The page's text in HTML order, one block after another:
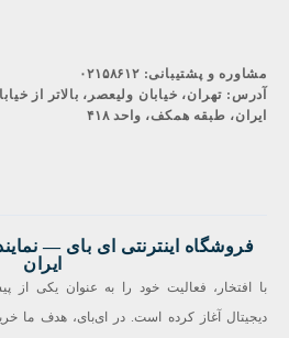
مشاوره و پشتیبانی: ۰۲۱۵۸۶۱۲
آدرس: تهران، خیابان ولیعصر، بالاتر از
ایران، طبقه همکف، واحد ۴۱۸
فروشگاه اینترنتی ای‌ بای —
ایران
با افتخار، فعالیت خود را به عنوان یکی از
دیجیتال آغاز کرده است. در ای‌بای، هدف ما